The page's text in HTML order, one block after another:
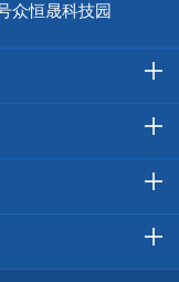
众恒晟科技园